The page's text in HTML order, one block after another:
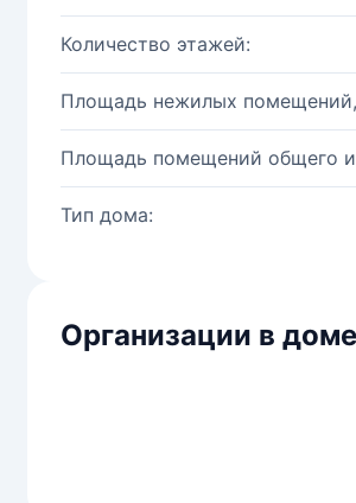
Количество этажей:
Площадь нежилых
Площадь помещений общего
Тип дома:
Организации в доме